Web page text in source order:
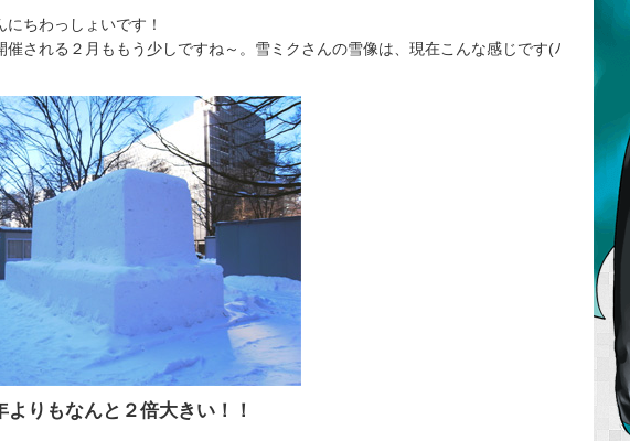
にちわっしょいです！
催される２月ももう少しですね～。雪ミクさんの雪像は、現在こんな感じです(ﾉ
よりもなんと２倍大きい！！